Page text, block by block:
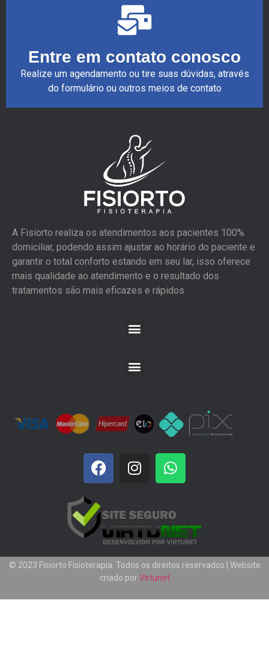
Entre em contato conosco
Realize um agendamento ou tire suas dúvidas, através
do formulário ou outros meios de contato
A Fisiorto realiza os atendimentos aos pacientes 100%
domiciliar, podendo assim ajustar ao horário do paciente e
garantir o total conforto estando em seu lar, isso oferece
mais qualidade ao atendimento e o resultado dos
tratamentos são mais eficazes e rápidos.
© 2023 Fisiorto Fisioterapia. Todos os direitos reservados | Website
criado porVirtunet